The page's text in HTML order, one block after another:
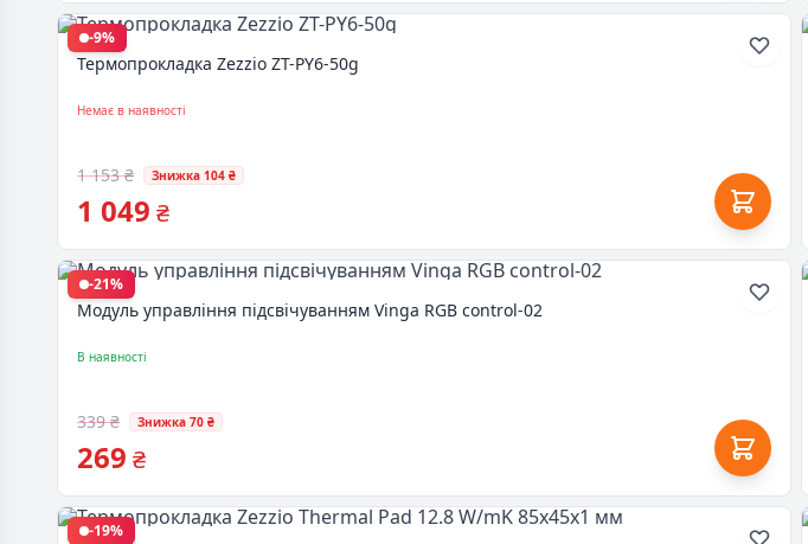
-9%
Термопрокладка Zezzio ZT-PY6-50g
Немає в наявності
1 153 ₴ Знижка 104 ₴
1 049 ₴
-21%
Модуль управління підсвічуванням Vinga RGB control-02
В наявності
339 ₴ Знижка 70 ₴
269 ₴
-19%